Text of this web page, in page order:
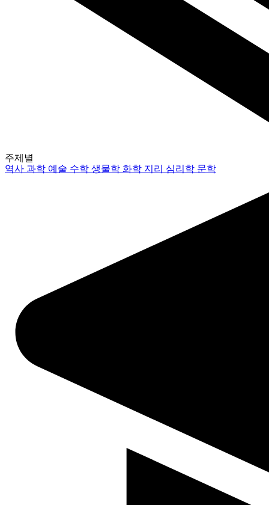
주제별
역사과학 예술 수학생물학 화학 지리 심리학 문학